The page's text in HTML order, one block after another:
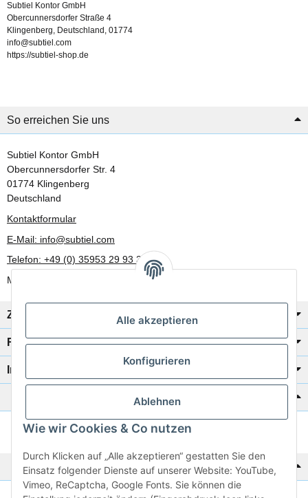
Alle akzeptieren
Konfigurieren
Ablehnen
Wie wir Cookies & Co nutzen
Durch Klicken auf „Alle akzeptieren“ gestatten Sie den
Einsatz folgender Dienste auf unserer Website: YouTube,
Vimeo, ReCaptcha, Google Fonts. Sie können die
Subtiel Kontor GmbH
Obercunnersdorfer Straße 4
Klingenberg, Deutschland, 01774
info@subtiel.com
https://subtiel-shop.de
So erreichen Sie uns
Subtiel Kontor GmbH
Obercunnersdorfer Str. 4
01774 Klingenberg
Deutschland
Kontaktformular
E-Mail: info@subtiel.com
Telefon: +49 (0) 35953 29 93 30
Mo-Fr: 8:00 Uhr - 17:00 Uhr
Zahlung/Versand
Rechtliches
Informationen
Katalog zur Hand?
Zur Schnellbestellung
Noch kein Katalog?